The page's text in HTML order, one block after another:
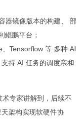
器镜像版本的构建、 部
鲲鹏平台；
Tensorflow 等 多种 AI
持 AI 任务的调度亲和
专家讲解到，后续不
架构实现软硬件协